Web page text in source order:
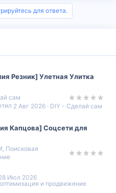
для ответа.
Резник] Улетная Улитка
сам
DIY - Сделай сам
2 Авг 2026
Капцова] Соцсети для
Поисковая
и продвижение
Июл 2026